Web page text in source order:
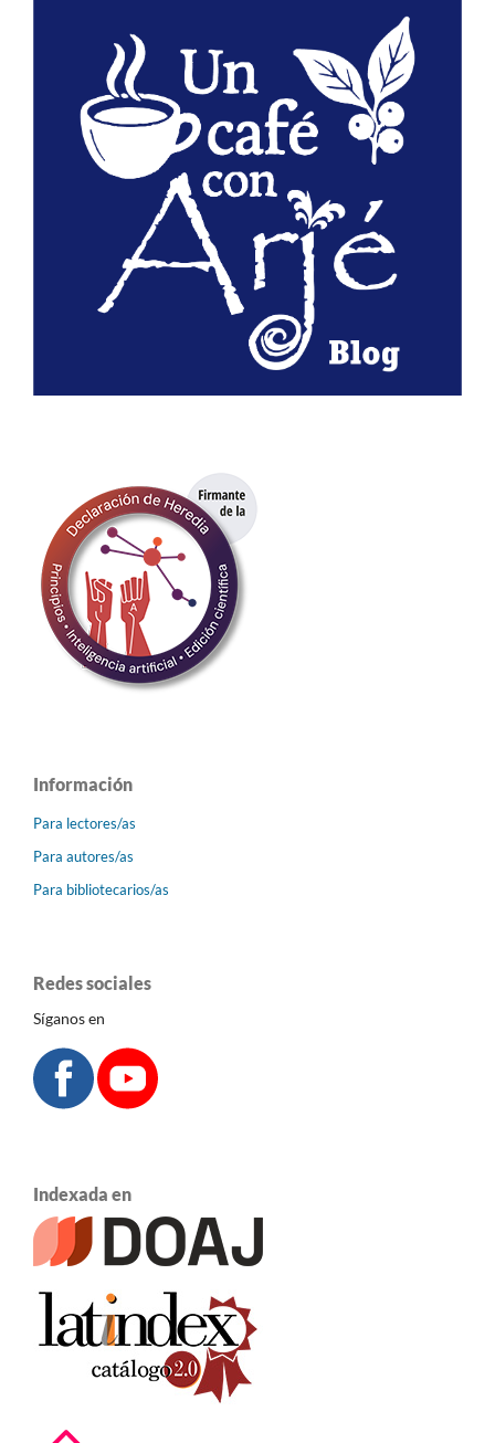
Información
Para lectores/as
Para autores/as
Para bibliotecarios/as
Redes sociales
Síganos en
Indexada en